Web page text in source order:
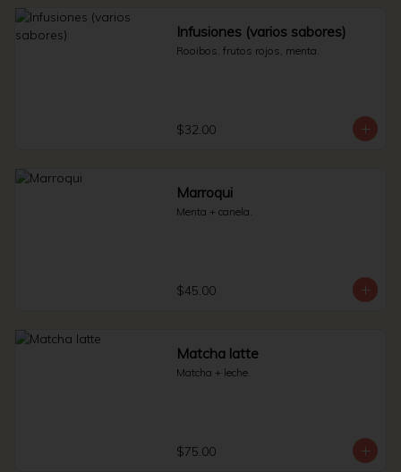
Infusiones (varios sabores)
Rooibos, frutos rojos, menta.
$32.00
Marroqui
Menta + canela.
$45.00
Matcha latte
Matcha + leche.
$75.00